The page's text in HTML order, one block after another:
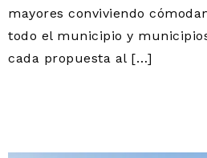
mayores conviviendo
todo el municipio y
cada propuesta al […]